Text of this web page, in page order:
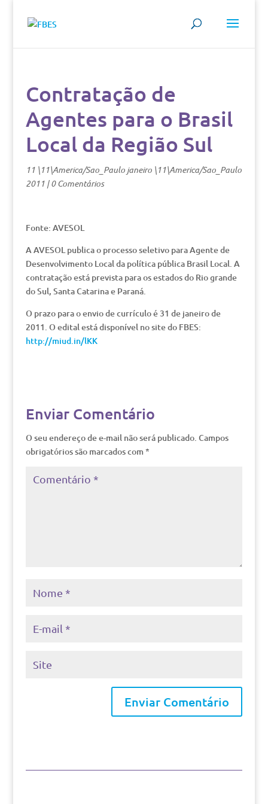
Contratação de
Agentes para o Brasil
Local da Região Sul
11 \11\America/Sao_Paulo janeiro \11\America/Sao_Paulo
2011|0 Comentários
Fonte: AVESOL
A AVESOL publica o processo seletivo para Agente de
Desenvolvimento Local da política pública Brasil Local. A
contratação está prevista para os estados do Rio grande
do Sul, Santa Catarina e Paraná.
O prazo para o envio de currículo é 31 de janeiro de
2011. O edital está disponível no site do FBES:
http://miud.in/lKK
Enviar Comentário
O seu endereço de e-mail não será publicado. Campos
obrigatórios são marcados com *